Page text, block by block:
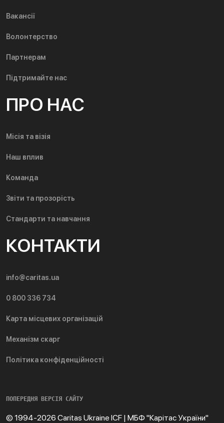
Вакансії
Волонтерство
Партнерам
Підтримайте нас
ПРО НАС
Місія та візія
Наш вплив
Команда
Звіти та прозорість
Стандарти та навчання
КОНТАКТИ
info@caritas.ua
0 800 336 734
Карта місцевих організацій
Механізм скарг
Політика конфіденційності
ПОПЕРЕДНЯ ВЕРСІЯ САЙТУ
© 1994-2026 Caritas Ukraine ICF | МБФ "Карітас України"